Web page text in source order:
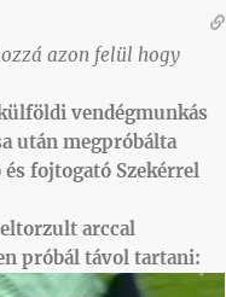
azon felül hogy
vendégmunkás
után megpróbálta
fojtogató Szekérrel
eltorzult arccal
próbál távol tartani: